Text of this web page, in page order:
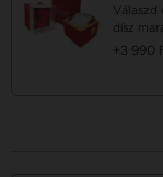
Válaszd
dísz
+3 990